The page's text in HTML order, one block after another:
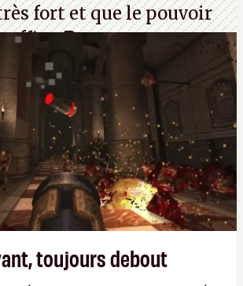
fort et que le pouvoir
P.
toujours debout